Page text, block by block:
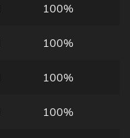
100%
100%
100%
100%